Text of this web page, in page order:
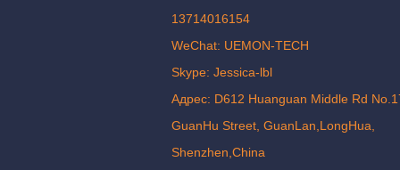
13714016154
WeChat: UEMON-TECH
Skype: Jessica-lbl
Адрес: D612 Huanguan Middle Rd
GuanHu Street, GuanLan,LongHua,
Shenzhen,China